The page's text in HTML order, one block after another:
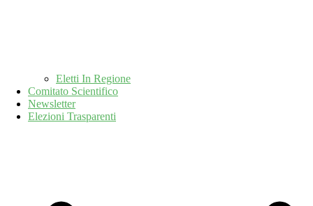
Eletti In Regione
Comitato Scientifico
Newsletter
Elezioni Trasparenti